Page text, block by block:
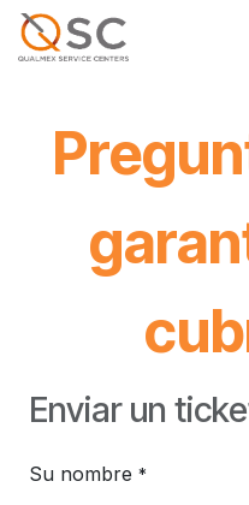
Ir al contenido
Enviar un
Su nombre *